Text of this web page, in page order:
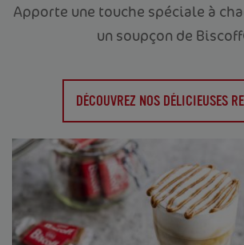
Apporte une touche spéciale à
un soupçon de
DÉCOUVREZ NOS DÉLICIEUSES